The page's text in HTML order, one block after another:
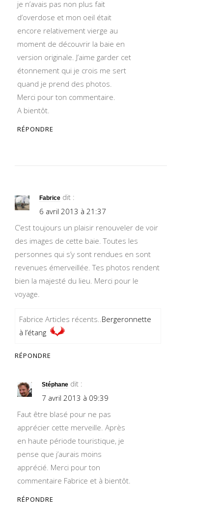
je n’avais pas non plus fait
d’overdose et mon oeil était
encore relativement vierge au
moment de découvrir la baie en
version originale. J’aime garder cet
étonnement qui je crois me sert
quand je prend des photos.
Merci pour ton commentaire.
A bientôt.
RÉPONDRE
Fabrice dit :
6 avril 2013 à 21:37
C’est toujours un plaisir renouveler de voir
des images de cette baie. Toutes les
personnes qui s’y sont rendues en sont
revenues émerveillée. Tes photos rendent
bien la majesté du lieu. Merci pour le
voyage.
Fabrice Articles récents..Bergeronnette
à l’étang
RÉPONDRE
Stéphane dit :
7 avril 2013 à 09:39
Faut être blasé pour ne pas
apprécier cette merveille. Après
en haute période touristique, je
pense que j’aurais moins
apprécié. Merci pour ton
commentaire Fabrice et à bientôt.
RÉPONDRE